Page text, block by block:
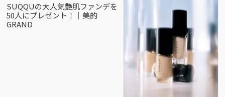
SUQQUの大人気艶肌ファンデを
50人にプレゼント！｜美的
GRAND